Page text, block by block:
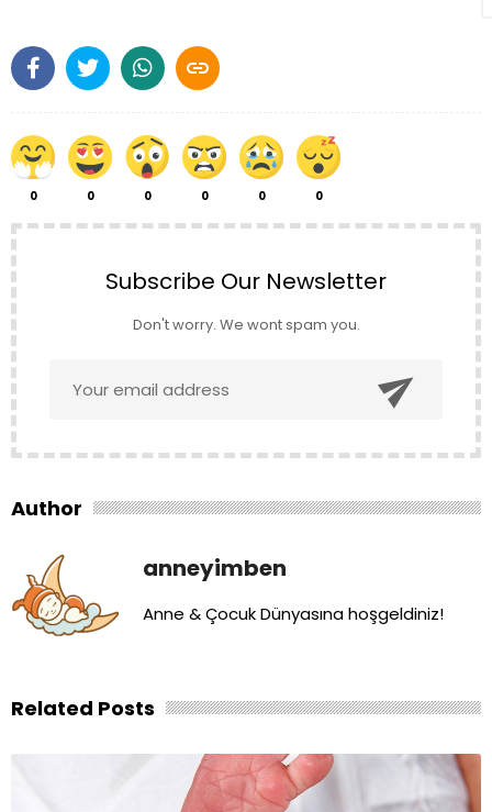

0 0 0 0 0 0
Subscribe Our Newsletter
Don't worry. We wont spam you.

Author
anneyimben
Anne & Çocuk Dünyasına hoşgeldiniz!
Related Posts